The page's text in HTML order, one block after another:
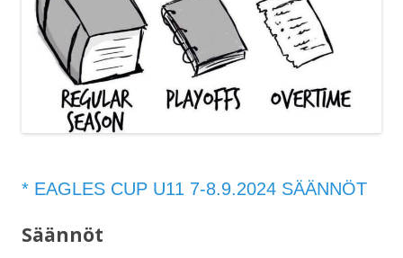
* EAGLES CUP U11 7-8.9.2024 SÄÄNNÖT
Säännöt